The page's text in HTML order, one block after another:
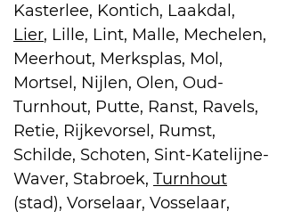
Kasterlee, Kontich, Laakdal,
Lier, Lille, Lint, Malle, Mechelen,
Meerhout, Merksplas, Mol,
Mortsel, Nijlen, Olen, Oud-
Turnhout, Putte, Ranst, Ravels,
Retie, Rijkevorsel, Rumst,
Schilde, Schoten, Sint-Katelijne-
Waver, Stabroek, Turnhout
(stad), Vorselaar, Vosselaar,